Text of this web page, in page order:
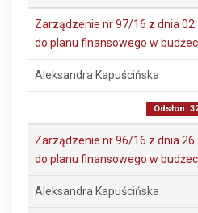
Zarządzenie nr 97/16 z dnia
do planu finansowego w
Aleksandra Kapuścińska
Odsłon:
Zarządzenie nr 96/16 z dnia
do planu finansowego w
Aleksandra Kapuścińska